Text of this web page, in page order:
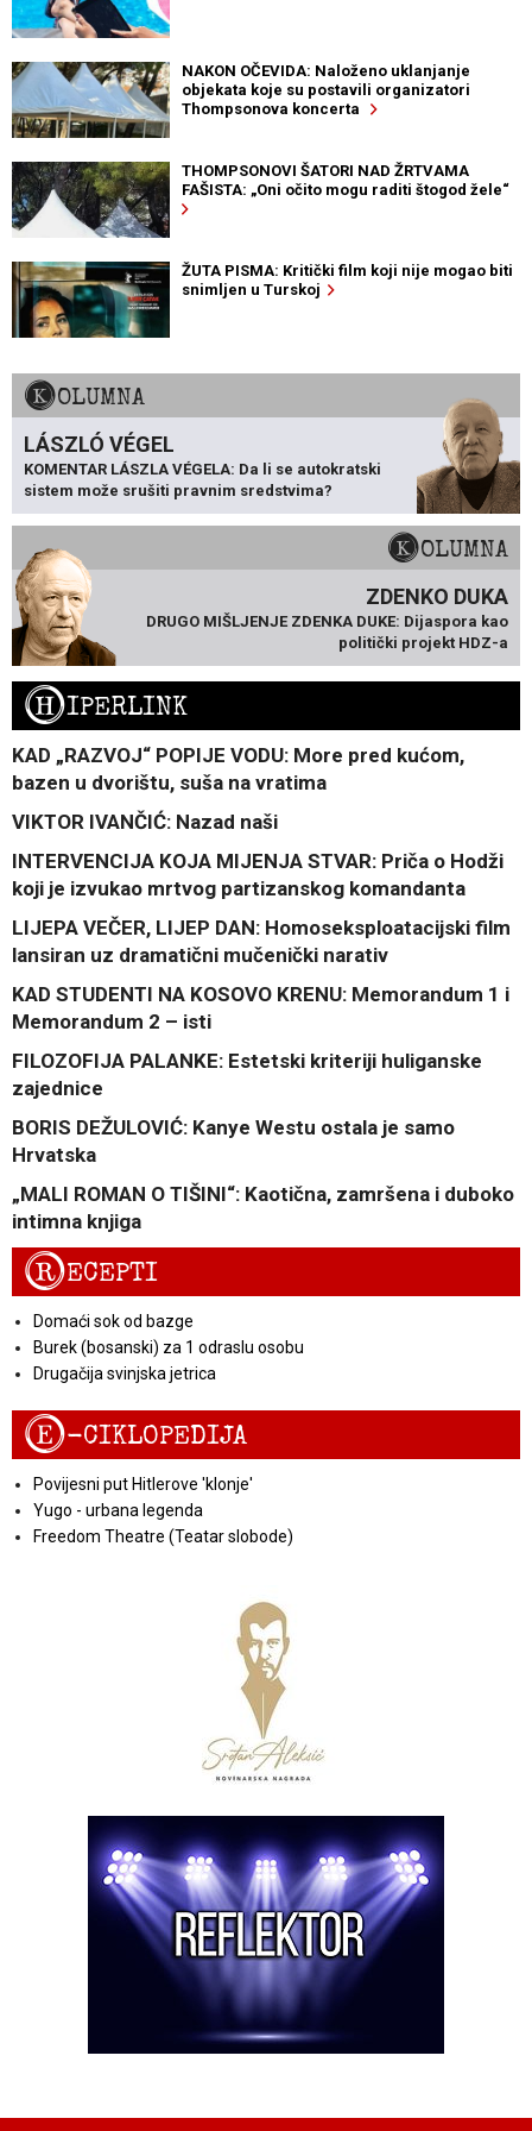
NAKON OČEVIDA: Naloženo uklanjanje
objekata koje su postavili organizatori
Thompsonova koncerta
THOMPSONOVI ŠATORI NAD ŽRTVAMA
FAŠISTA: „Oni očito mogu raditi štogod žele“
ŽUTA PISMA: Kritički film koji nije mogao biti
snimljen u Turskoj
KOLUMNA
LÁSZLÓ VÉGEL
KOMENTAR LÁSZLA VÉGELA: Da li se autokratski
sistem može srušiti pravnim sredstvima?
KOLUMNA
ZDENKO DUKA
DRUGO MIŠLJENJE ZDENKA DUKE: Dijaspora kao
politički projekt HDZ-a
HIPERLINK
KAD „RAZVOJ“ POPIJE VODU: More pred kućom,
bazen u dvorištu, suša na vratima
VIKTOR IVANČIĆ: Nazad naši
INTERVENCIJA KOJA MIJENJA STVAR: Priča o Hodži
koji je izvukao mrtvog partizanskog komandanta
LIJEPA VEČER, LIJEP DAN: Homoseksploatacijski film
lansiran uz dramatični mučenički narativ
KAD STUDENTI NA KOSOVO KRENU: Memorandum 1 i
Memorandum 2 – isti
FILOZOFIJA PALANKE: Estetski kriteriji huliganske
zajednice
BORIS DEŽULOVIĆ: Kanye Westu ostala je samo
Hrvatska
„MALI ROMAN O TIŠINI“: Kaotična, zamršena i duboko
intimna knjiga
RECEPTI
Domaći sok od bazge
Burek (bosanski) za 1 odraslu osobu
Drugačija svinjska jetrica
E-CIKLOPEDIJA
Povijesni put Hitlerove 'klonje'
Yugo - urbana legenda
Freedom Theatre (Teatar slobode)